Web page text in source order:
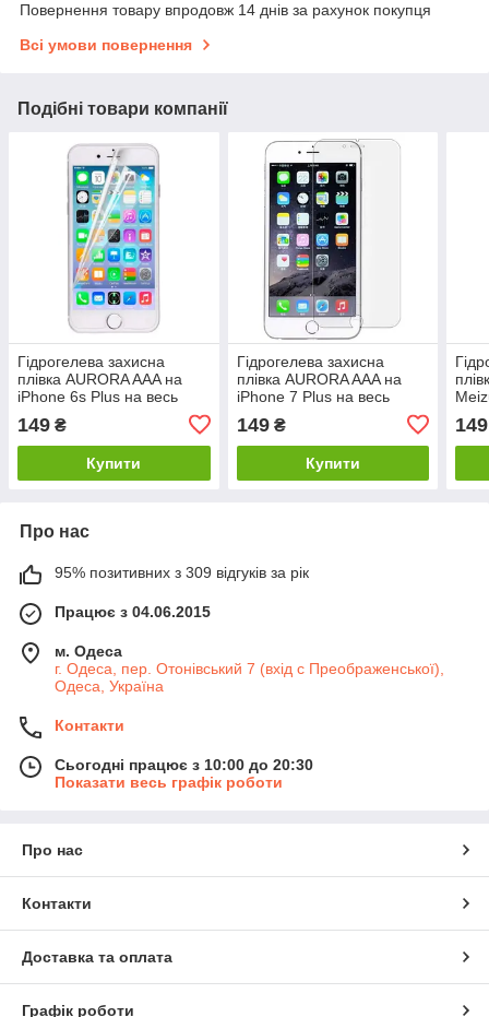
Повернення товару впродовж 14 днів за рахунок покупця
Всі умови повернення
Подібні товари компанії
Гідрогелева захисна
плівка AURORA AAA на
iPhone 6s Plus на весь
149 ₴
Купити
Гідрогелева захисна
плівка AURORA AAA на
iPhone 7 Plus на весь
149₴
Купити
149
Про нас
95% позитивних з 309 відгуків за рік
Працює з 04.06.2015
м. Одеса
г. Одеса, пер. Отонівський 7 (вхід с Преображенської),
Одеса, Україна
Контакти
Сьогодні працює з 10:00 до 20:30
Показати весь графік роботи
Про нас
Контакти
Доставка та оплата
Графік роботи